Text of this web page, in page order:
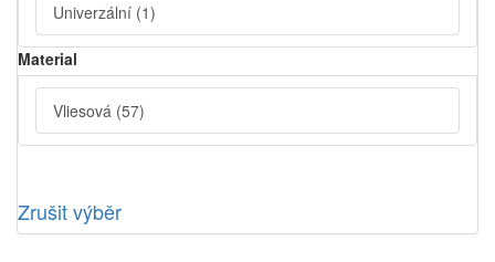
Univerzální (1)
Material
Vliesová (57)
Zrušit výběr